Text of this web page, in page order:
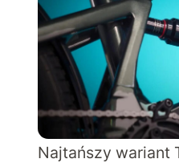
Najtańszy wariant